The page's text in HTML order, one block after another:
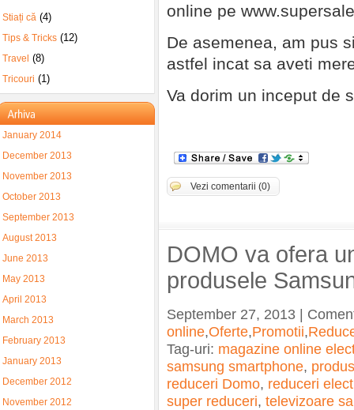
online pe
De asemenea, am pus
astfel incat sa aveti
Va dorim un inceput de
Vezi comentarii (0)
DOMO va ofera
produsele
September 27, 2013 |
online,Oferte,Promotii,
Tag-uri: magazine online
samsung smartphone,
reduceri Domo, reduceri
super reduceri, televizoare
Stiați că (4)
Tips & Tricks (12)
Travel (8)
Tricouri (1)
January 2014
December 2013
November 2013
October 2013
September 2013
August 2013
June 2013
May 2013
April 2013
March 2013
February 2013
January 2013
December 2012
November 2012